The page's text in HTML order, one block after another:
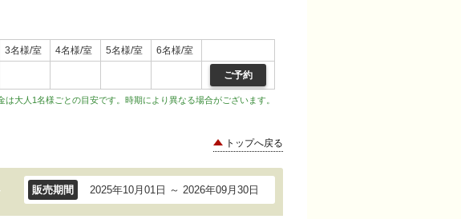
3名様/室 4名様/室 5名様/室 6名様/室
ご予約
は大人1名様ごとの目安です。時期により異なる場合がございます。
トップへ戻る
販売期間 2025年10月01日 ～ 2026年09月30日